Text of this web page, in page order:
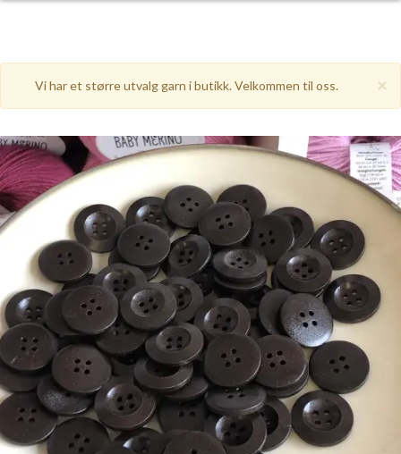
×
Vi har et større utvalg garn i butikk. Velkommen til oss.